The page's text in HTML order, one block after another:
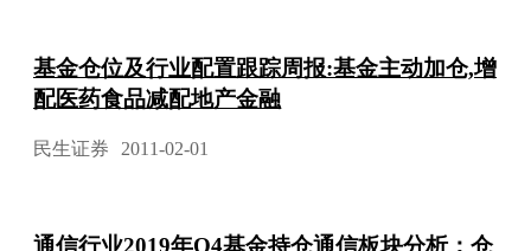
基金仓位及行业配置跟踪周报:基金主动加仓,增
配医药食品减配地产金融
民生证券 2011-02-01
通信行业2019年Q4基金持仓通信板块分析：仓